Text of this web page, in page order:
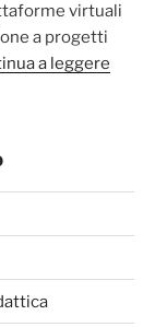
virtuali
a progetti
a leggere